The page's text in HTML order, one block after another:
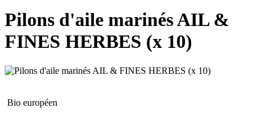
Pilons d'aile marinés AIL &
FINES HERBES (x 10)
Bio européen